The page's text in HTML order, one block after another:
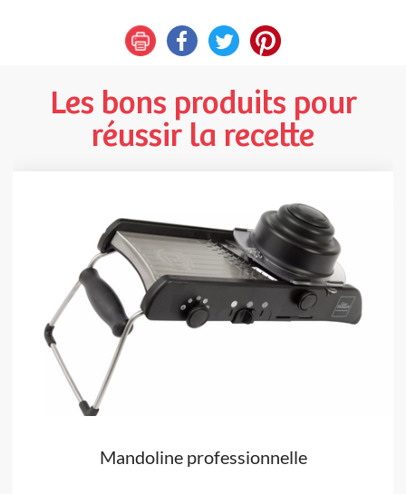
Les bons produits pour
réussir la recette
Mandoline professionnelle